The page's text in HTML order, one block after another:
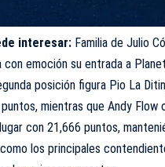
interesar: Familia de Julio
con emoción su entrada a
posición figura Pio La
mientras que Andy Flow
con 21,666 puntos,
los principales